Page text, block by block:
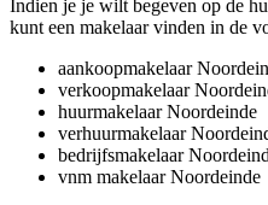
Indien je je wilt begeven op de
kunt een makelaar vinden in de
aankoopmakelaar
verkoopmakelaar
huurmakelaar Noordeinde
verhuurmakelaar
bedrijfsmakelaar
vnm makelaar Noordeinde